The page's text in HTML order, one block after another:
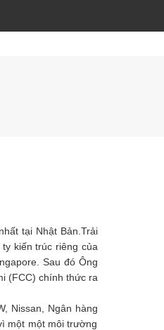
tại Nhật Bản.Trải
kiến trúc riêng của
Sau đó Ông
(FCC) chính thức ra
Nissan, Ngân hàng
một một môi trường